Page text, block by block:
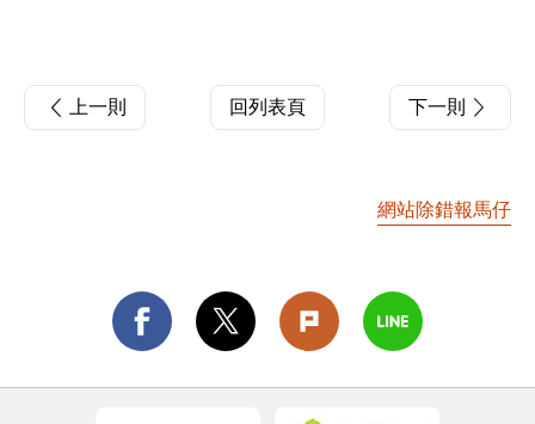
上一則 回列表頁 下一則
網站除錯報馬仔